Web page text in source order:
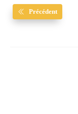
Précédent